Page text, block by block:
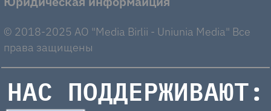
© 2018-2025 AO "Media Birlii - Uniunia Media" Все
права защищены
НАС ПОДДЕРЖИВАЮТ: